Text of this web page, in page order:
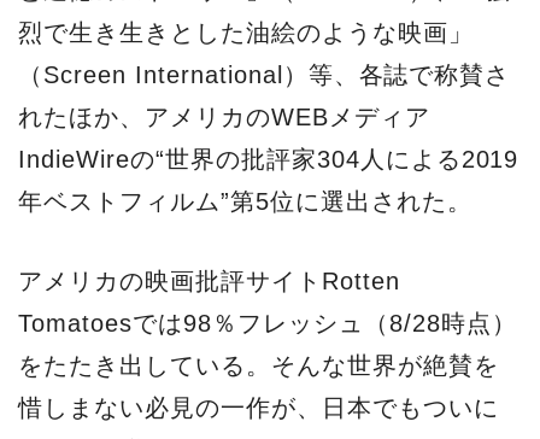
烈で生き生きとした油絵のような映画」
（Screen International）等、各誌で称賛さ
れたほか、アメリカのWEBメディア
IndieWireの“世界の批評家304人による2019
年ベストフィルム”第5位に選出された。
アメリカの映画批評サイトRotten
Tomatoesでは98％フレッシュ（8/28時点）
をたたき出している。そんな世界が絶賛を
惜しまない必見の一作が、日本でもついに